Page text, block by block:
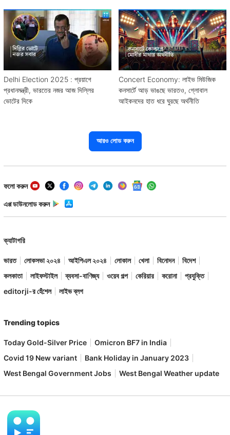
Delhi Election 2025 : প্রয়াগে
প্রধানমন্ত্রী, ভারতের নজর আজ দিল্লির
ভোটের দিকে
Concert Economy: লাইভ মিউজিক
কনসার্টে আড় ভাঙছে ভারতও, গ্লোবাল
আইকনদের হাত ধরে ঘুরছে অর্থনীতি
আরও লোড করুন
ফলো করুন
এপ্প ডাউনলোড করুন
ক্যাটাগরি
ভারত লোকসভা ২০২৪ আইপিএল ২০২৪ লোকাল খেলা বিনোদন
বিদেশ
কলকাতা
লাইফস্টাইল ব্যবসা-বাণিজ্য ওয়েব গল্প কেরিয়ার করোনা
প্রযুক্তি
editorji-র হেঁশেল
লাইভ ব্লগ
Trending topics
Today Gold-Silver Price
Omicron BF7 in India
Covid 19 New variant
Bank Holiday in January 2023
West Bengal Government Jobs
West Bengal Weather update